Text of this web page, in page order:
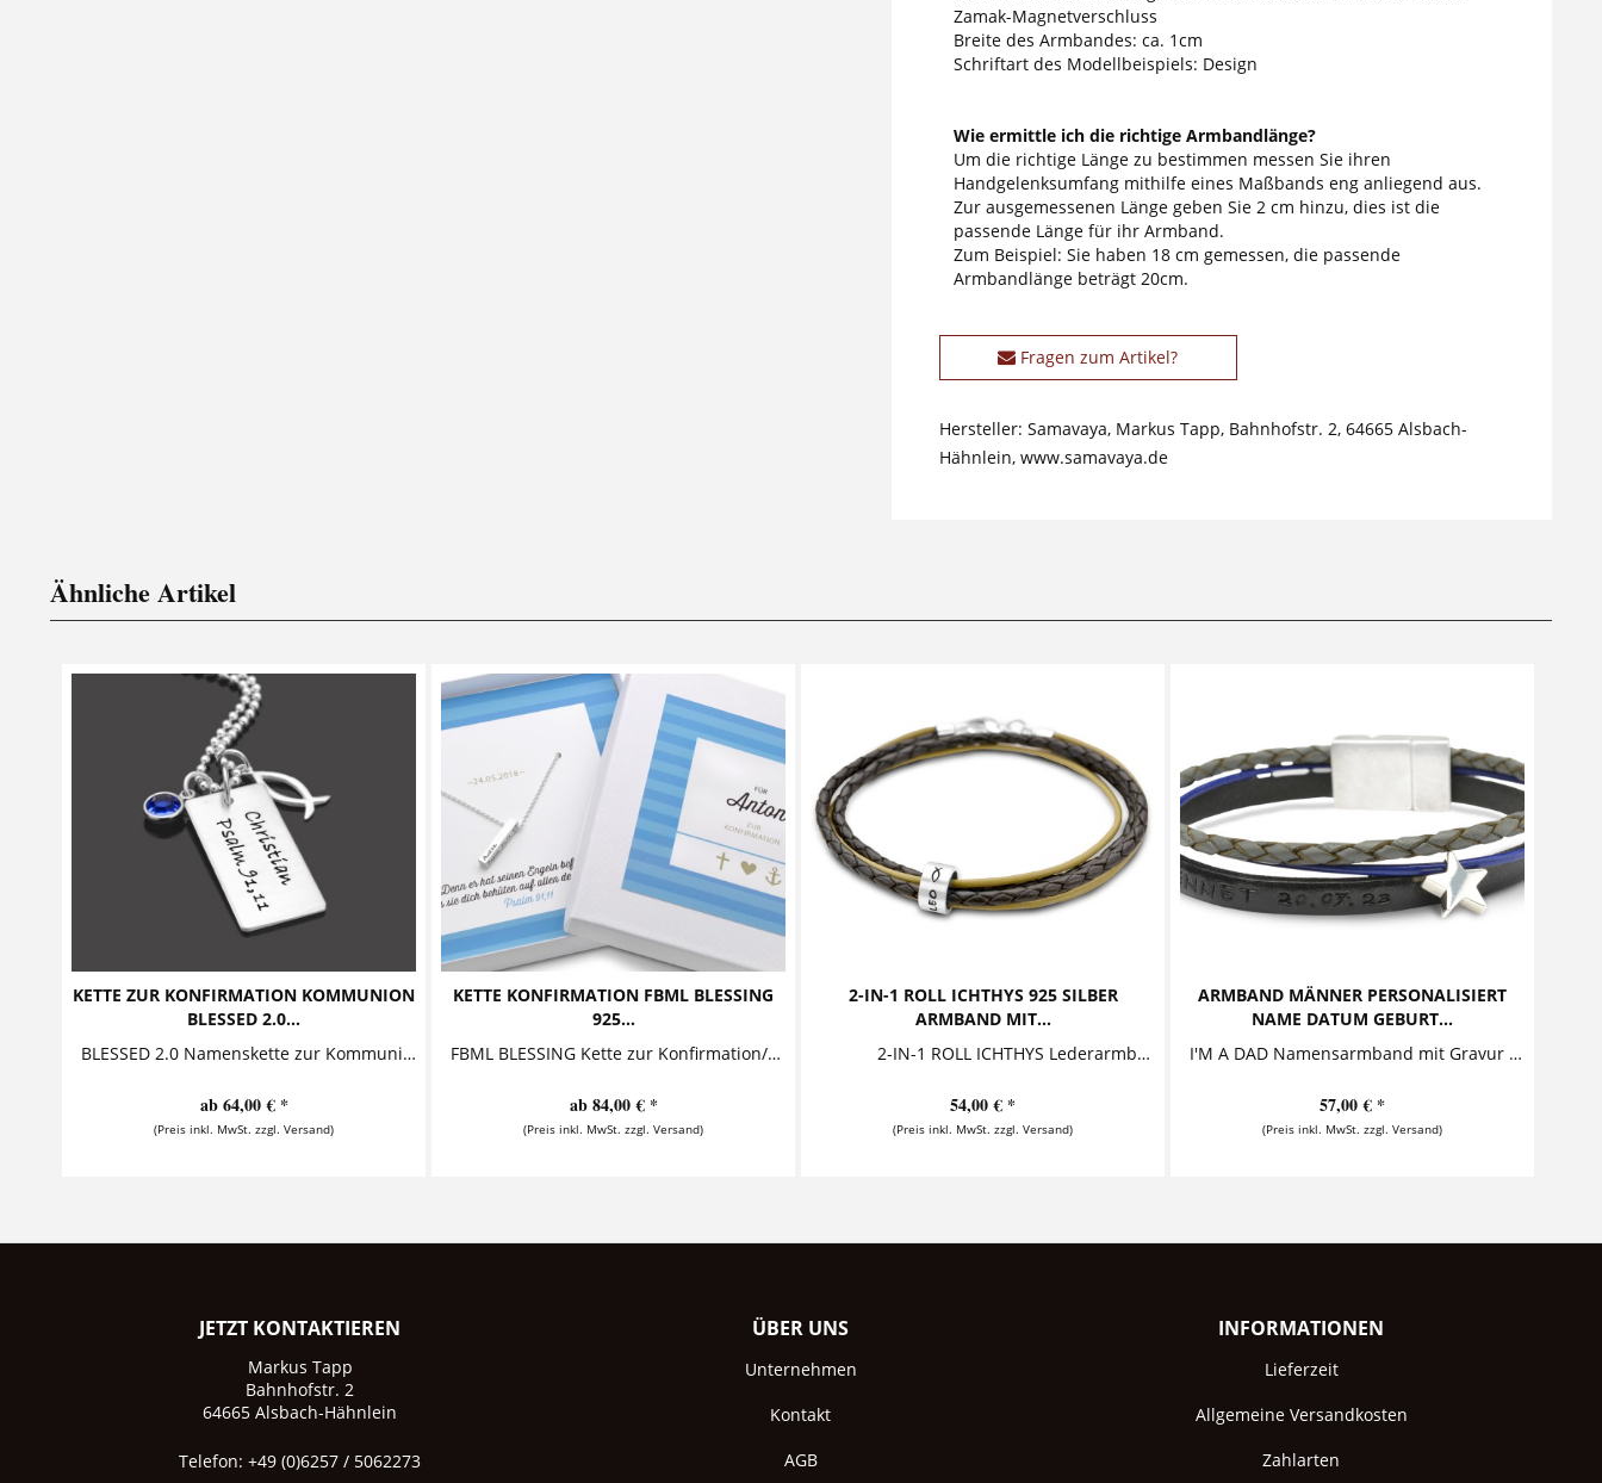
Zamak-Magnetverschluss
Breite des Armbandes: ca. 1cm
Schriftart des Modellbeispiels: Design
Wie ermittle ich die richtige Armbandlänge?
Um die richtige Länge zu bestimmen messen Sie ihren
Handgelenksumfang mithilfe eines Maßbands eng anliegend aus.
Zur ausgemessenen Länge geben Sie 2 cm hinzu, dies ist die
passende Länge für ihr Armband.
Zum Beispiel: Sie haben 18 cm gemessen, die passende
Armbandlänge beträgt 20cm.
Fragen zum Artikel?
Hersteller: Samavaya, Markus Tapp, Bahnhofstr. 2, 64665 Alsbach-
Hähnlein, www.samavaya.de
Ähnliche Artikel
KETTE ZUR KONFIRMATION KOMMUNION
BLESSED 2.0...
BLESSED 2.0 Namenskette zur Kommunion, Konfirmation oder Firmung von samavaya Diese bezaubernde Kette zur Konfirmation, Kommunion oder...
ab 64,00 € *
(Preis inkl. MwSt. zzgl. Versand)
KETTE KONFIRMATION FBML BLESSING
925...
FBML BLESSING Kette zur Konfirmation/Kommunion mit Geschenkkarton Diese außergewöhnliche Kette mit individueller Gravur ist ein besonderes Geschenk zur Konfirmation. Der formschöne...
ab 84,00 € *
(Preis inkl. MwSt. zzgl. Versand)
2-IN-1 ROLL ICHTHYS 925 SILBER
ARMBAND MIT...
2-IN-1 ROLL ICHTHYS Lederarmband mit graviertem Silberring Der Clou dieses stylischen Lederarmbandes sind zwei...
54,00 € *
(Preis inkl. MwSt. zzgl. Versand)
ARMBAND MÄNNER PERSONALISIERT
NAME DATUM GEBURT...
I'M A DAD Namensarmband mit Gravur Dieses außergewöhnliche Armband für Herren ist ein ganz besonderes Geschenk für frisch gebackene Väter. Das Lederarmband besteht aus drei...
57,00 € *
(Preis inkl. MwSt. zzgl. Versand)
JETZT KONTAKTIEREN
Markus Tapp
Bahnhofstr. 2
64665 Alsbach-Hähnlein
Telefon: +49 (0)6257 / 5062273
ÜBER UNS
Unternehmen
Kontakt
AGB
INFORMATIONEN
Lieferzeit
Allgemeine Versandkosten
Zahlarten